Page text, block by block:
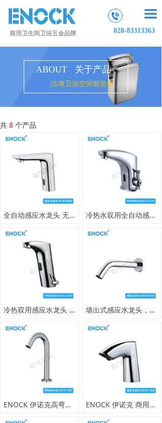
끀
商用卫生间卫浴五金品牌 028-83313363
ABOUT 关于产品
洁净卫浴空间智造者
共 8 个产品
全自动感应水龙头 无接触式红外感应龙头 商用公共场所节水龙头 冷热水双用全自动感应水龙头 全铜镀铬冷热一体 伊诺克商用感应水龙头
冷热双用感应水龙头 全铜耐用 写字楼商场机场公共卫生间全自动龙头 墙出式感应水龙头，写字楼商场公共卫生洗手间用感应水龙头。
ENOCK 伊诺克高弯式台上盆感应水龙头 全自动简约商用龙头 ENOCK 伊诺克 商用红外线感应水龙头 写字楼商场洗手间专用全自动龙头